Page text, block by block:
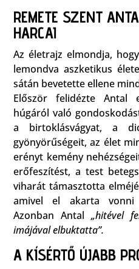
REMETE SZENT
HARCAI
Az életrajz elmondja,
lemondva aszketikus
sátán bevetette ellene
Először felidézte Antal
húgáról való
a birtoklásvágyat, a
gyönyörűségeit, az élet
erényt kemény
erőfeszítést, a test
viharát támasztotta
amivel el akarta vonni
Azonban Antal„hitével
imájával elbuktatta”.
A KÍSÉRTŐ ÚJABB